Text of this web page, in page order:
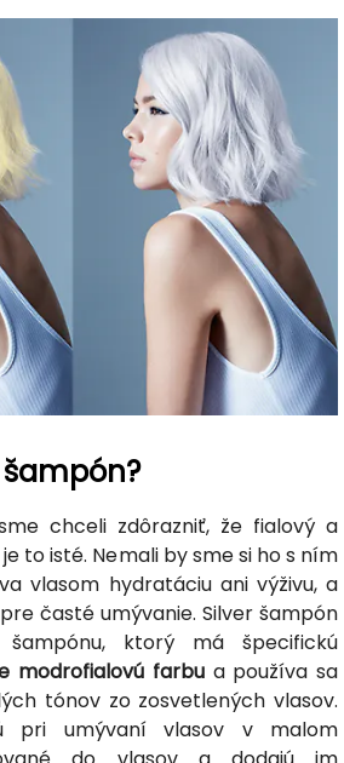
chceli zdôrazniť, že fialový a
to isté. Nemali by sme si ho s ním
vlasom hydratáciu ani výživu, a
časté umývanie. Silver šampón
ktorý má špecifickú
modrofialovú farbua používa sa
tónov zo zosvetlených vlasov.
pri umývaní vlasov v malom